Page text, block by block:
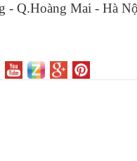
- Q.Hoàng Mai - Hà